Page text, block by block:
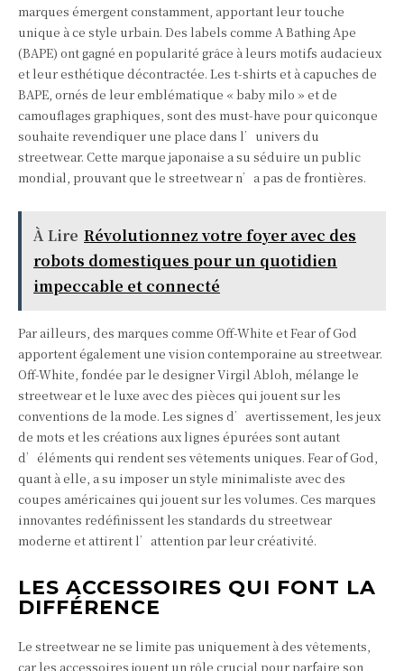
marques émergent constamment, apportant leur touche
unique à ce style urbain. Des labels comme A Bathing Ape
(BAPE) ont gagné en popularité grâce à leurs motifs audacieux
et leur esthétique décontractée. Les t-shirts et à capuches de
BAPE, ornés de leur emblématique « baby milo » et de
camouflages graphiques, sont des must-have pour quiconque
souhaite revendiquer une place dans l’univers du
streetwear. Cette marque japonaise a su séduire un public
mondial, prouvant que le streetwear n’a pas de frontières.
À Lire Révolutionnez votre foyer avec des
robots domestiques pour un quotidien
impeccable et connecté
Par ailleurs, des marques comme Off-White et Fear of God
apportent également une vision contemporaine au streetwear.
Off-White, fondée par le designer Virgil Abloh, mélange le
streetwear et le luxe avec des pièces qui jouent sur les
conventions de la mode. Les signes d’avertissement, les jeux
de mots et les créations aux lignes épurées sont autant
d’éléments qui rendent ses vêtements uniques. Fear of God,
quant à elle, a su imposer un style minimaliste avec des
coupes américaines qui jouent sur les volumes. Ces marques
innovantes redéfinissent les standards du streetwear
moderne et attirent l’attention par leur créativité.
LES ACCESSOIRES QUI FONT LA
DIFFÉRENCE
Le streetwear ne se limite pas uniquement à des vêtements,
car les accessoires jouent un rôle crucial pour parfaire son